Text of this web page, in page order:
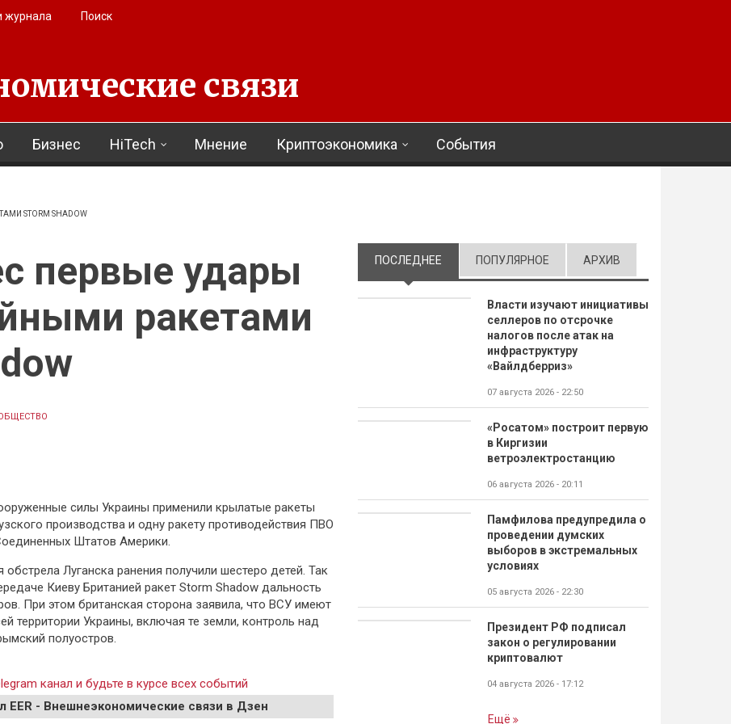
журнала Поиск
связи
Бизнес HiTech Мнение Криптоэкономика События
STORM SHADOW
первые удары
ракетами
силы Украины применили крылатые ракеты
производства и одну ракету противодействия ПВО
Штатов Америки.
Луганска ранения получили шестеро детей. Так
Киеву Британией ракет Storm Shadow дальность
При этом британская сторона заявила, что ВСУ имеют
территории Украины, включая те земли, контроль над
полуостров.
канал и будьте в курсе всех событий
EER - Внешнеэкономические связи в Дзен
ПОСЛЕДНЕЕ (АКТИВНАЯ ВКЛАДКА)
ПОПУЛЯРНОЕ АРХИВ
Власти изучают инициативы
селлеров по отсрочке
налогов после атак на
инфраструктуру
«Вайлдберриз»
07 августа 2026 - 22:50
«Росатом» построит первую
в Киргизии
ветроэлектростанцию
06 августа 2026 - 20:11
Памфилова предупредила о
проведении думских
выборов в экстремальных
условиях
05 августа 2026 - 22:30
Президент РФ подписал
закон о регулировании
криптовалют
04 августа 2026 - 17:12
Ещё